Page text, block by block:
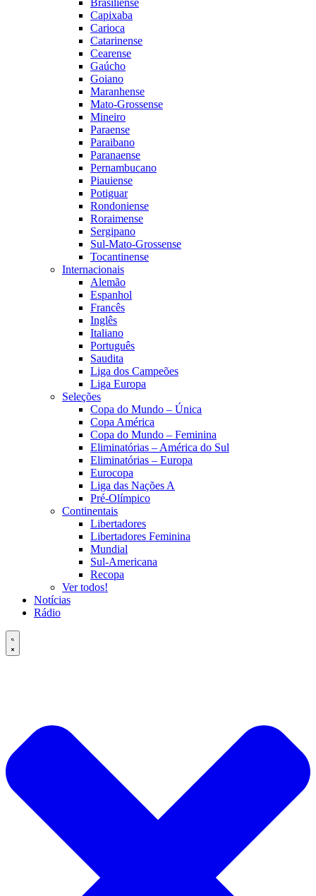
Capixaba
Carioca
Catarinense
Cearense
Gaúcho
Goiano
Maranhense
Mato-Grossense
Mineiro
Paraense
Paraibano
Paranaense
Pernambucano
Piauiense
Potiguar
Rondoniense
Roraimense
Sergipano
Sul-Mato-Grossense
Tocantinense
Internacionais
Alemão
Espanhol
Francês
Inglês
Italiano
Português
Saudita
Liga dos Campeões
Liga Europa
Seleções
Copa do Mundo – Única
Copa América
Copa do Mundo – Feminina
Eliminatórias – América do Sul
Eliminatórias – Europa
Eurocopa
Liga das Nações A
Pré-Olímpico
Continentais
Libertadores
Libertadores Feminina
Mundial
Sul-Americana
Recopa
Ver todos!
Notícias
Rádio